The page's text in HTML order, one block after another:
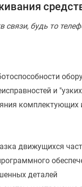
связи, будь то
и
комплектующих
движущихся
деталей